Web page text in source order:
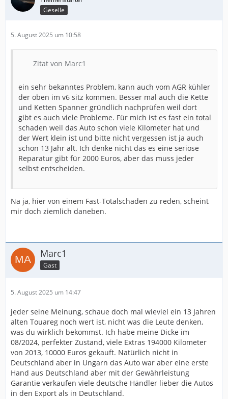
Geselle
5. August 2025 um 10:58
Zitat von Marc1
ein sehr bekanntes Problem, kann auch vom AGR kühler
der oben im v6 sitz kommen. Besser mal auch die Kette
und Ketten Spanner gründlich nachprüfen weil dort
gibt es auch viele Probleme. Für mich ist es fast ein total
schaden weil das Auto schon viele Kilometer hat und
der Wert klein ist und bitte nicht vergessen ist ja auch
schon 13 Jahr alt. Ich denke nicht das es eine seriöse
Reparatur gibt für 2000 Euros, aber das muss jeder
selbst entscheiden.
Na ja, hier von einem Fast-Totalschaden zu reden, scheint
mir doch ziemlich daneben.
Marc1
Gast
5. August 2025 um 14:47
jeder seine Meinung, schaue doch mal wieviel ein 13 Jahren
alten Touareg noch wert ist, nicht was die Leute denken,
was du wirklich bekommst. Ich habe meine Dicke im
08/2024, perfekter Zustand, viele Extras 194000 Kilometer
von 2013, 10000 Euros gekauft. Natürlich nicht in
Deutschland aber in Ungarn das Auto war aber eine erste
Hand aus Deutschland aber mit der Gewährleistung
Garantie verkaufen viele deutsche Händler lieber die Autos
in den Export als in Deutschland.